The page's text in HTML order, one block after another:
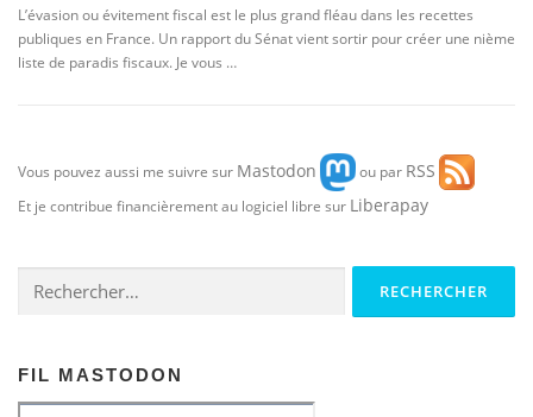
L’évasion ou évitement fiscal est le plus grand fléau dans les recettes
publiques en France. Un rapport du Sénat vient sortir pour créer une nième
liste de paradis fiscaux. Je vous …
Vous pouvez aussi me suivre sur Mastodon ou par RSS
Et je contribue financièrement au logiciel libre sur Liberapay
FIL MASTODON